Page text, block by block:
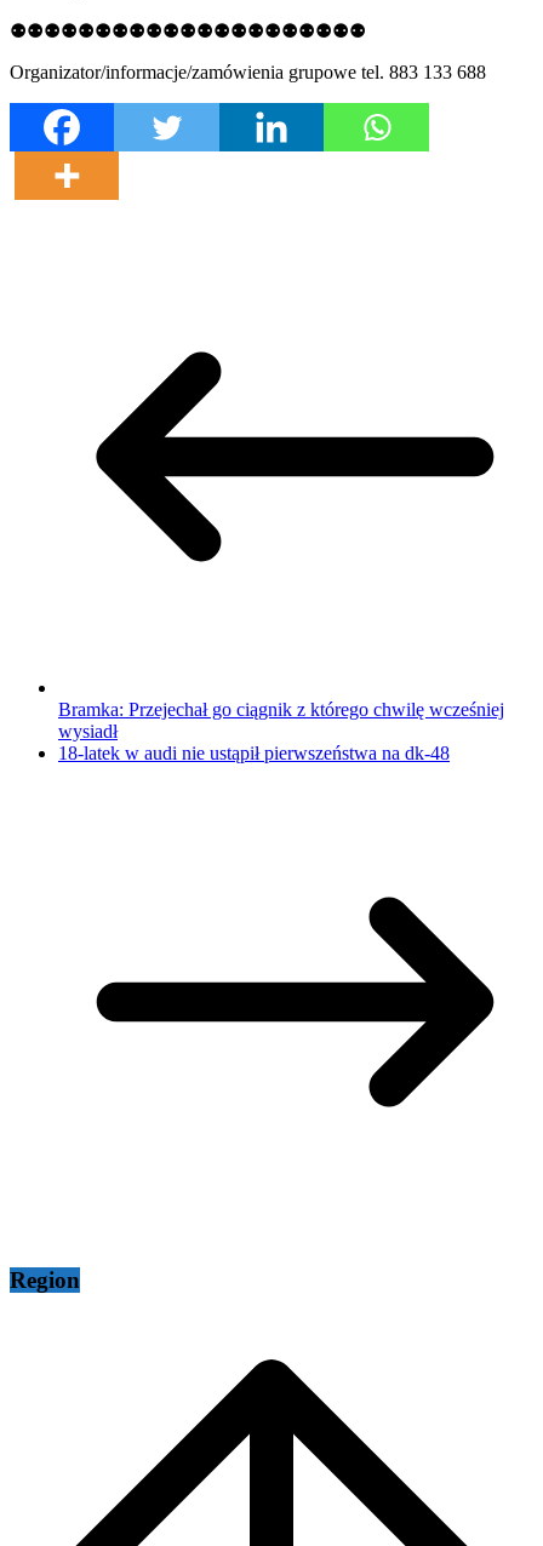
⚉⚉⚉⚉⚉⚉⚉⚉⚉⚉⚉⚉⚉⚉⚉⚉⚉⚉⚉⚉⚉
Organizator/informacje/zamówienia grupowe tel. 883 133 688
Bramka: Przejechał go ciągnik z którego chwilę wcześniej
wysiadł
18-latek w audi nie ustąpił pierwszeństwa na dk-48
Region